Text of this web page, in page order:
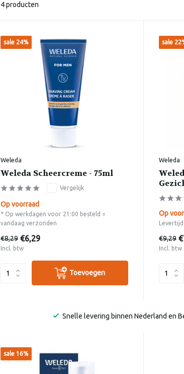
4 producten
sale 24%
Weleda
Weleda Scheercreme - 75ml
Vergelijk
Op voorraad
* Op werkdagen voor 21:00 besteld =
vandaag verzonden
€8,29 €6,29
Incl. btw
Toevoegen
sale
Weleda
Op
€9,29
Incl. btw
Snelle levering binnen Nederland en
sale 16%